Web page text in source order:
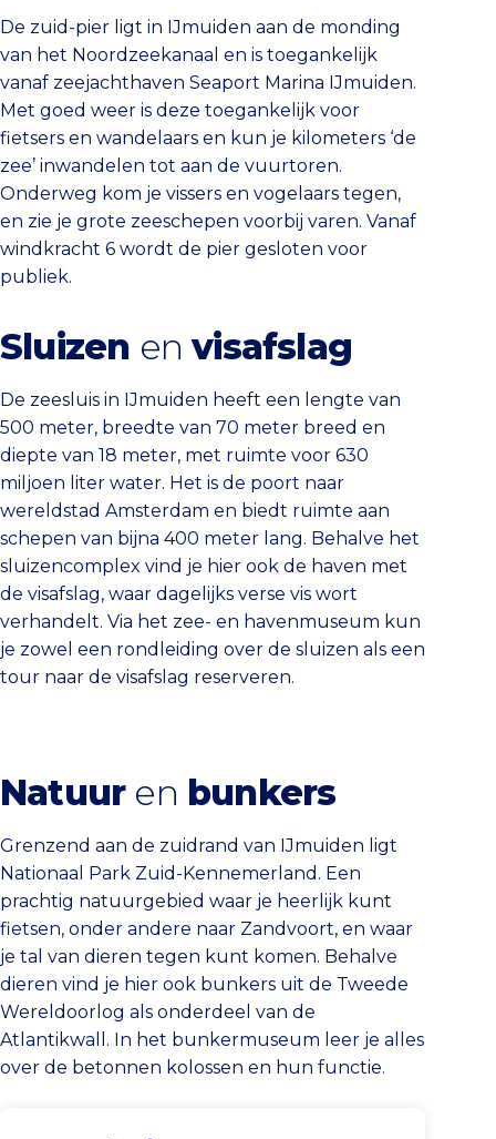
De zuid-pier ligt in IJmuiden aan de monding
van het Noordzeekanaal en is toegankelijk
vanaf zeejachthaven Seaport Marina IJmuiden.
Met goed weer is deze toegankelijk voor
fietsers en wandelaars en kun je kilometers ‘de
zee’ inwandelen tot aan de vuurtoren.
Onderweg kom je vissers en vogelaars tegen,
en zie je grote zeeschepen voorbij varen. Vanaf
windkracht 6 wordt de pier gesloten voor
publiek.
Sluizen en visafslag
De zeesluis in IJmuiden heeft een lengte van
500 meter, breedte van 70 meter breed en
diepte van 18 meter, met ruimte voor 630
miljoen liter water. Het is de poort naar
wereldstad Amsterdam en biedt ruimte aan
schepen van bijna 400 meter lang. Behalve het
sluizencomplex vind je hier ook de haven met
de visafslag, waar dagelijks verse vis wort
verhandelt. Via het zee- en havenmuseum kun
je zowel een rondleiding over de sluizen als een
tour naar de visafslag reserveren.
Natuur en bunkers
Grenzend aan de zuidrand van IJmuiden ligt
Nationaal Park Zuid-Kennemerland. Een
prachtig natuurgebied waar je heerlijk kunt
fietsen, onder andere naar Zandvoort, en waar
je tal van dieren tegen kunt komen. Behalve
dieren vind je hier ook bunkers uit de Tweede
Wereldoorlog als onderdeel van de
Atlantikwall. In het bunkermuseum leer je alles
over de betonnen kolossen en hun functie.